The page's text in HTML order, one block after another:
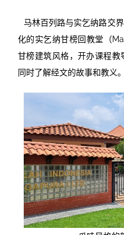
马林百列路与实乞纳路交
化的实乞纳甘榜回教堂（
甘榜建筑风格，开办课程教
同时了解经文的故事和教义。